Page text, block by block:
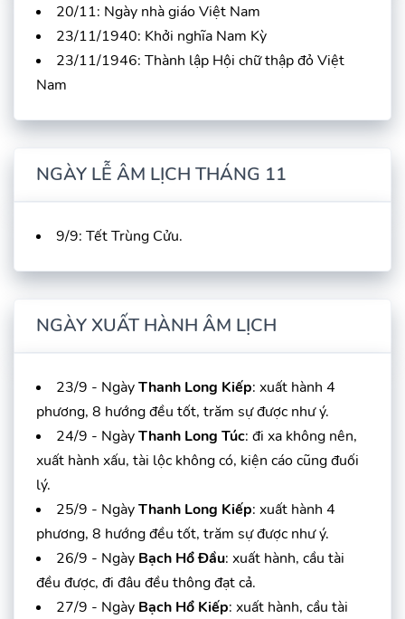
20/11: Ngày nhà giáo Việt Nam
23/11/1940: Khởi nghĩa Nam Kỳ
23/11/1946: Thành lập Hội chữ thập đỏ Việt
Nam
NGÀY LỄ ÂM LỊCH THÁNG 11
9/9: Tết Trùng Cửu.
NGÀY XUẤT HÀNH ÂM LỊCH
23/9 - NgàyThanh Long Kiếp: xuất hành 4
phương, 8 hướng đều tốt, trăm sự được như ý.
24/9 - NgàyThanh Long Túc: đi xa không nên,
xuất hành xấu, tài lộc không có, kiện cáo cũng đuối
lý.
25/9 - NgàyThanh Long Kiếp: xuất hành 4
phương, 8 hướng đều tốt, trăm sự được như ý.
26/9 - Ngày Bạch Hổ Đầu: xuất hành, cầu tài
đều được, đi đâu đều thông đạt cả.
27/9 - Ngày Bạch Hổ Kiếp: xuất hành, cầu tài